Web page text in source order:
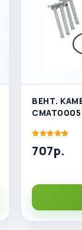
ВЕНТ.
CMAT0005
707р.